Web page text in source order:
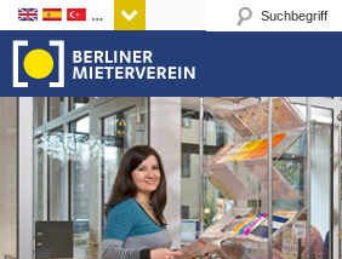
Sprachen